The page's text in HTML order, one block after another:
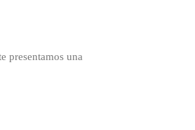
presentamos una